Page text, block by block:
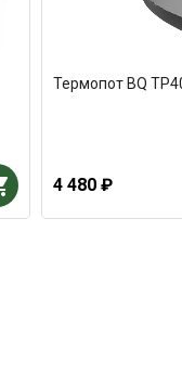
Термопот BQ
4 480 ₽